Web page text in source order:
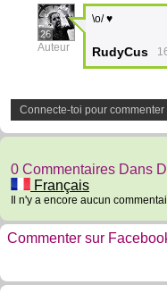
26
Auteur
\o/ ♥
RudyCus
Connecte-toi pour commenter
0 Commentaires Dans
Français
Il n'y a encore aucun
Commenter sur